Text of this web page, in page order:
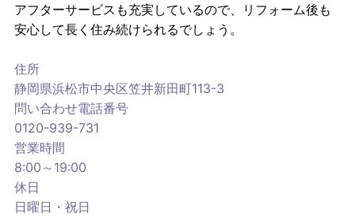
アフターサービスも充実しているので、リフォーム後も
安心して長く住み続けられるでしょう。
住所
静岡県浜松市中央区笠井新田町113-3
問い合わせ電話番号
0120-939-731
営業時間
8:00～19:00
休日
日曜日・祝日